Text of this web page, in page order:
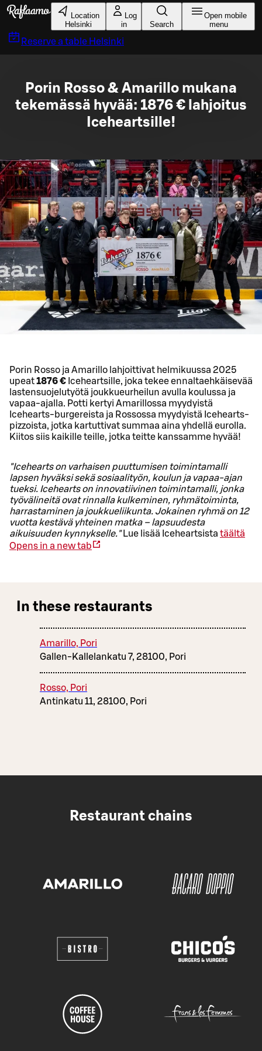
Skip to main content
Location
Helsinki
Log
in
Search
Open mobile
menu
Reserve a table Helsinki
Porin Rosso & Amarillo mukana
tekemässä hyvää: 1876 € lahjoitus
Iceheartsille!
Porin Rosso ja Amarillo lahjoittivat helmikuussa 2025
upeat1876€ Iceheartsille, joka tekee ennaltaehkäisevää
lastensuojelutyötä joukkueurheilun avulla koulussa ja
vapaa-ajalla. Potti kertyi Amarillossa myydyistä
Icehearts-burgereista ja Rossossa myydyistä Icehearts-
pizzoista, jotka kartuttivat summaa aina yhdellä eurolla.
Kiitos siis kaikille teille, jotka teitte kanssamme hyvää!
"Icehearts on varhaisen puuttumisen toimintamalli
lapsen hyväksi sekä sosiaalityön, koulun ja vapaa-ajan
tueksi. Icehearts on innovatiivinen toimintamalli, jonka
työvälineitä ovat rinnalla kulkeminen, ryhmätoiminta,
harrastaminen ja joukkueliikunta. Jokainen ryhmä on 12
vuotta kestävä yhteinen matka – lapsuudesta
aikuisuuden kynnykselle." Lue lisää Iceheartsista täältä
Opens in a new tab
In these restaurants
Amarillo, Pori
Gallen-Kallelankatu 7, 28100, Pori
Rosso, Pori
Antinkatu 11, 28100, Pori
Restaurant chains